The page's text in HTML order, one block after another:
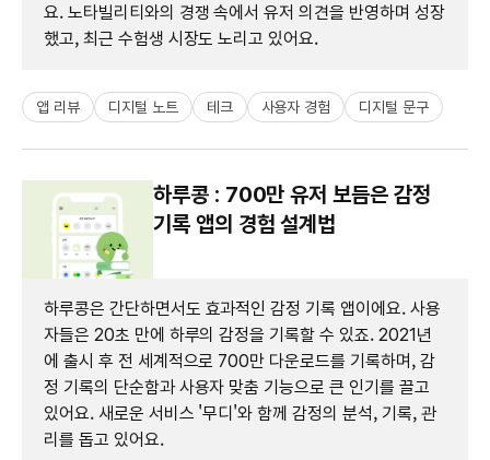
요. 노타빌리티와의 경쟁 속에서 유저 의견을 반영하며 성장
했고, 최근 수험생 시장도 노리고 있어요.
앱 리뷰 디지털 노트 테크 사용자 경험 디지털 문구
하루콩 : 700만 유저 보듬은 감정
기록 앱의 경험 설계법
하루콩은 간단하면서도 효과적인 감정 기록 앱이에요. 사용
자들은 20초 만에 하루의 감정을 기록할 수 있죠. 2021년
에 출시 후 전 세계적으로 700만 다운로드를 기록하며, 감
정 기록의 단순함과 사용자 맞춤 기능으로 큰 인기를 끌고
있어요. 새로운 서비스 '무디'와 함께 감정의 분석, 기록, 관
리를 돕고 있어요.